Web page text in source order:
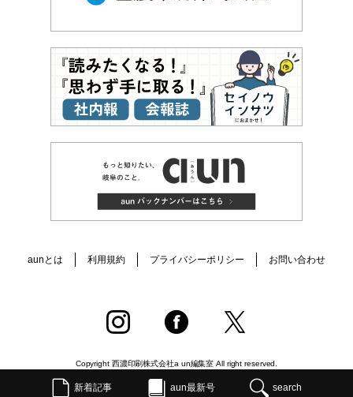
aunとは 利用規約 プライバシーポリシー お問い合わせ
Copyright 西濃印刷株式会社a un編集室 All right reserved.
新着記事 aun最新号 search